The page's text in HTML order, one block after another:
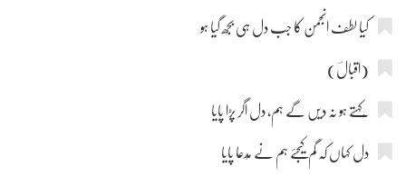
کیا لطف انجمن کا جب دل ہی بُجھ گیا ہو
(اقبالؔ)
دل کہاں کہ گم کیجئے ہم نے مُدعا پایا